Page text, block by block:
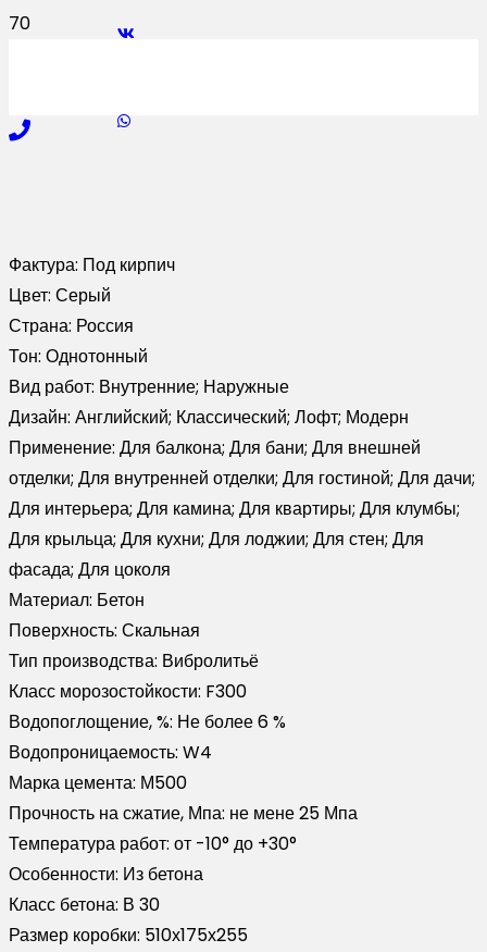
Фактура: Под кирпич
Цвет: Серый
Страна: Россия
Тон: Однотонный
Вид работ: Внутренние; Наружные
Дизайн: Английский; Классический; Лофт; Модерн
Применение: Для балкона; Для бани; Для внешней
отделки; Для внутренней отделки; Для гостиной; Для дачи;
Для интерьера; Для камина; Для квартиры; Для клумбы;
Для крыльца; Для кухни; Для лоджии; Для стен; Для
фасада; Для цоколя
Материал: Бетон
Поверхность: Скальная
Тип производства: Вибролитьё
Класс морозостойкости: F300
Водопоглощение, %: Не более 6 %
Водопроницаемость: W4
Марка цемента: М500
Прочность на сжатие, Мпа: не мене 25 Мпа
Температура работ: от -10° до +30°
Особенности: Из бетона
Класс бетона: В 30
Размер коробки: 510х175х255